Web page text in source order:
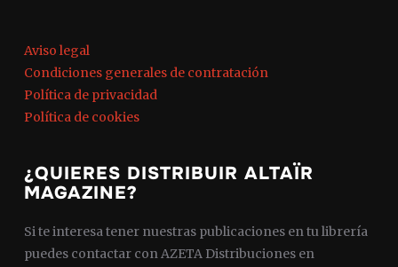
Aviso legal
Condiciones generales de contratación
Política de privacidad
Política de cookies
¿QUIERES DISTRIBUIR ALTAÏR
MAGAZINE?
Si te interesa tener nuestras publicaciones en tu librería
puedes contactar con AZETA Distribuciones en